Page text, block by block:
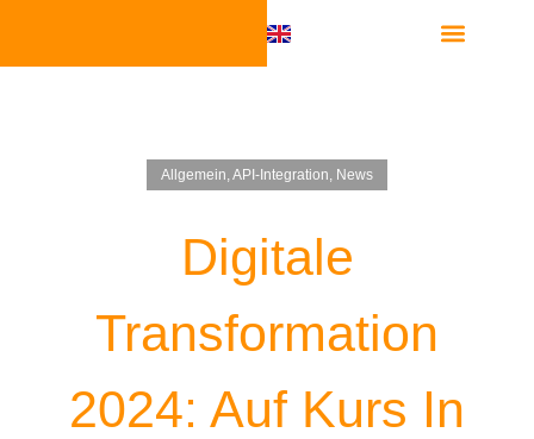
Allgemein,API-Integration, News
Digitale
Transformation
2024: Auf Kurs In